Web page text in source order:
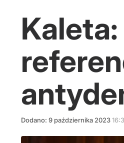
Dodano: 9 października 2023